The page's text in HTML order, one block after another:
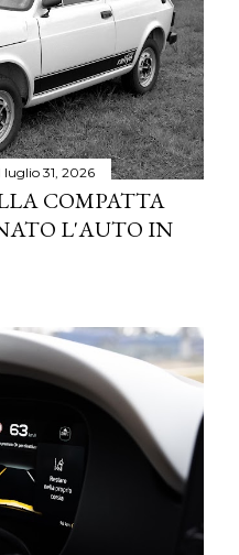
luglio 31, 2026
COMPATTA
L'AUTO IN